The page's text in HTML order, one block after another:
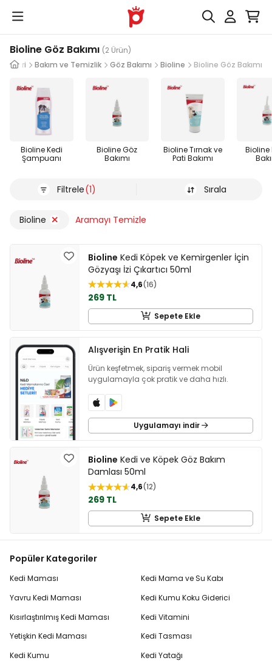
Bioline Göz Bakımı (2 Ürün)
Bakım ve Temizlik Göz Bakımı Bioline Bioline Göz Bakımı
Bioline Kedi
Şampuanı
Bioline Göz
Bakımı
Bioline Tırnak ve
Pati Bakımı
Bioline
Filtrele(1) Sırala
Bioline Aramayı Temizle
Bioline Kedi Köpek ve Kemirgenler İçin
Gözyaşı İzi Çıkartıcı 50ml
4,6 16
269 TL
Sepete Ekle
Alışverişin En Pratik Hali
Ürün keşfetmek, sipariş vermek mobil
uygulamayla çok pratik ve daha hızlı.
Uygulamayı indir
Bioline Kedi ve Köpek Göz Bakım
Damlası 50ml
4,6 12
269 TL
Sepete Ekle
Popüler Kategoriler
Kedi Maması
Yavru Kedi Maması
Kısırlaştırılmış Kedi Maması
Yetişkin Kedi Maması
Kedi Kumu
Kedi Mama ve Su Kabı
Kedi Kumu Koku Giderici
Kedi Vitamini
Kedi Tasması
Kedi Yatağı